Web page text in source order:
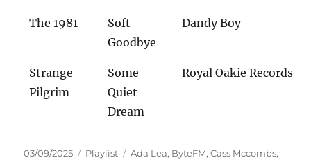
The 1981
Soft
Goodbye
Dandy Boy
Strange
Pilgrim
Some
Quiet
Dream
Royal Oakie Records
Veröffentlicht
03/09/2025 Kategorien
Playlist Schlagwörter
Ada Lea, ByteFM,Cass Mccombs,